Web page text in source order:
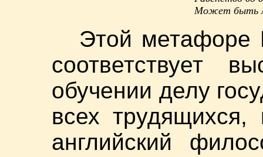
Может быть
Этой метафоре
соответствует
обучении делу
всех трудящихся,
английский